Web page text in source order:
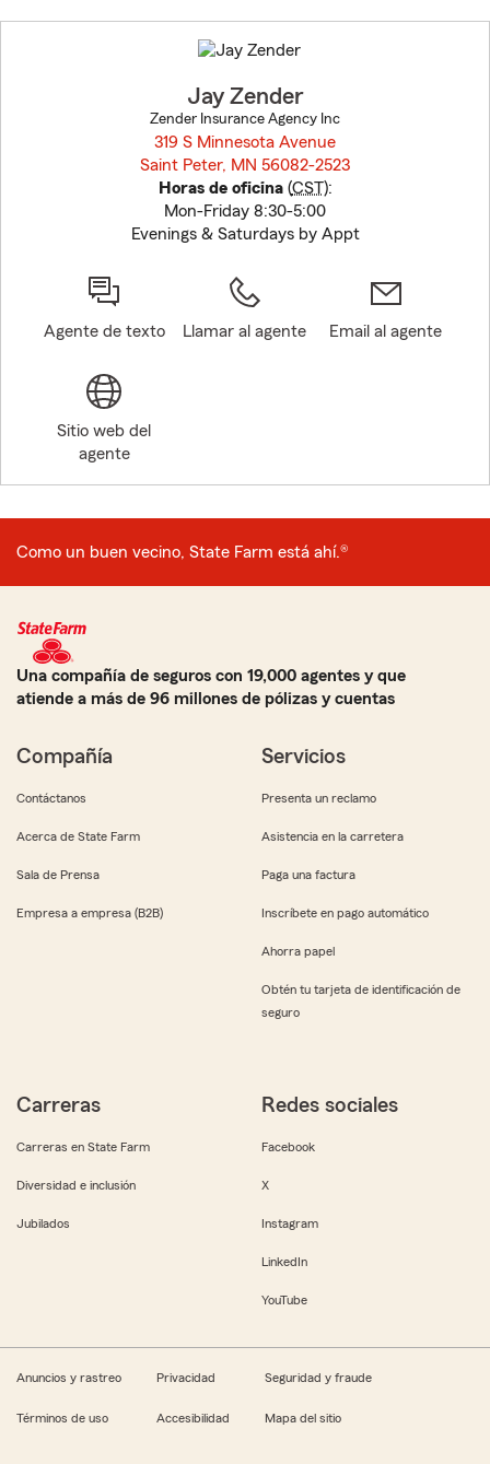
to
before
Jay Zender
Zender Insurance Agency Inc
319 S Minnesota Avenue
Saint Peter, MN 56082-2523
Horas de oficina(CST):
Mon-Friday 8:30-5:00
Evenings & Saturdays by Appt
Agente de texto Llamar al agente Email al agente
Sitio web del
agente
Como un buen vecino, State Farm está ahí.®
Una compañía de seguros con 19,000 agentes y que
atiende a más de 96 millones de pólizas y cuentas
Compañía
Contáctanos
Acerca de State Farm
Sala de Prensa
Empresa a empresa (B2B)
Servicios
Presenta un reclamo
Asistencia en la carretera
Paga una factura
Inscríbete en pago automático
Ahorra papel
Obtén tu tarjeta de identificación de
seguro
Carreras
Carreras en State Farm
Diversidad e inclusión
Jubilados
Redes sociales
Facebook
X
Instagram
LinkedIn
YouTube
Anuncios y rastreo Privacidad Seguridad y fraude
Términos de uso Accesibilidad Mapa del sitio